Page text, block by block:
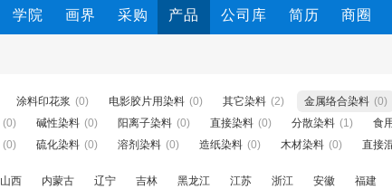
学院 画界 采购 产品 公司库 简历 商圈
涂料印花浆 (0) 电影胶片用染料 (0) 其它染料 (2) 金属络合染料 (0)
(0) 碱性染料 (0) 阳离子染料 (0) 直接染料 (0) 分散染料 (1) 食
(0) 硫化染料 (0) 溶剂染料 (0) 造纸染料 (0) 木材染料 (0) 直接
山西 内蒙古 辽宁 吉林 黑龙江 江苏 浙江 安徽 福建